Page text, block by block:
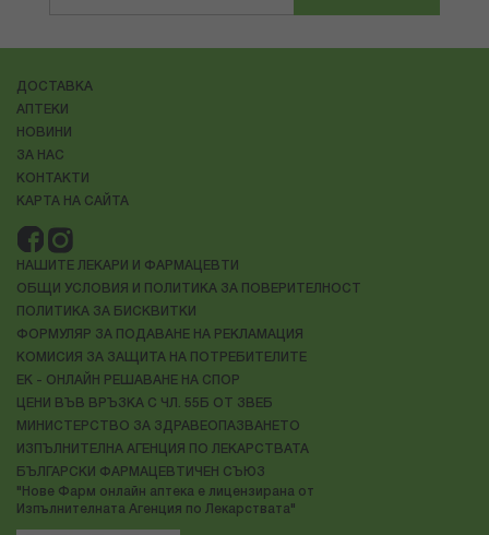
ДОСТАВКА
АПТЕКИ
НОВИНИ
ЗА НАС
КОНТАКТИ
КАРТА НА САЙТА
НАШИТЕ ЛЕКАРИ И ФАРМАЦЕВТИ
ОБЩИ УСЛОВИЯ И ПОЛИТИКА ЗА ПОВЕРИТЕЛНОСТ
ПОЛИТИКА ЗА БИСКВИТКИ
ФОРМУЛЯР ЗА ПОДАВАНЕ НА РЕКЛАМАЦИЯ
КОМИСИЯ ЗА ЗАЩИТА НА ПОТРЕБИТЕЛИТЕ
ЕК - ОНЛАЙН РЕШАВАНЕ НА СПОР
ЦЕНИ ВЪВ ВРЪЗКА С ЧЛ. 55Б ОТ ЗВЕБ
МИНИСТЕРСТВО ЗА ЗДРАВЕОПАЗВАНЕТО
ИЗПЪЛНИТЕЛНА АГЕНЦИЯ ПО ЛЕКАРСТВАТА
БЪЛГАРСКИ ФАРМАЦЕВТИЧЕН СЪЮЗ
"Нове Фарм онлайн аптека е лицензирана от
Изпълнителната Агенция по Лекарствата"